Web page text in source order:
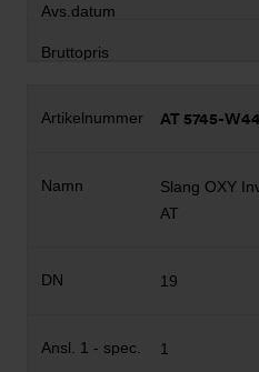
AT 5745-
Slang OXY
AT
19
1